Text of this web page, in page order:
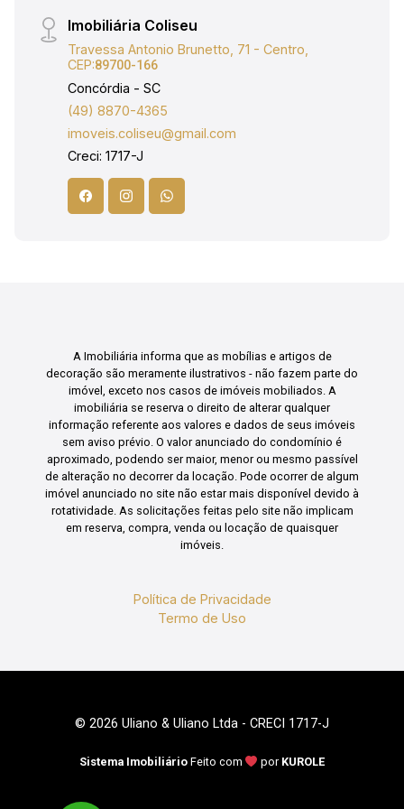
Imobiliária Coliseu
Travessa Antonio Brunetto, 71 - Centro,
CEP:89700-166
Concórdia - SC
(49) 8870-4365
imoveis.coliseu@gmail.com
Creci: 1717-J
A Imobiliária informa que as mobílias e artigos de
decoração são meramente ilustrativos - não fazem parte do
imóvel, exceto nos casos de imóveis mobiliados. A
imobiliária se reserva o direito de alterar qualquer
informação referente aos valores e dados de seus imóveis
sem aviso prévio. O valor anunciado do condomínio é
aproximado, podendo ser maior, menor ou mesmo passível
de alteração no decorrer da locação. Pode ocorrer de algum
imóvel anunciado no site não estar mais disponível devido à
rotatividade. As solicitações feitas pelo site não implicam
em reserva, compra, venda ou locação de quaisquer
imóveis.
Política de Privacidade
Termo de Uso
© 2026 Uliano & Uliano Ltda - CRECI 1717-J
Sistema Imobiliário Feito com por KUROLE